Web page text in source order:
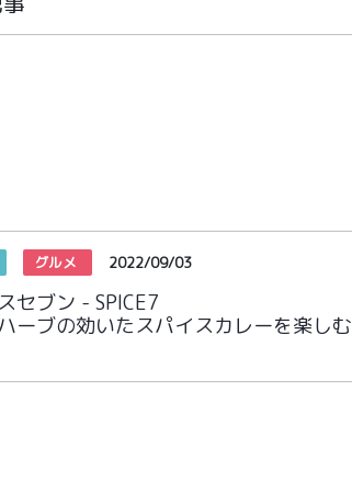
グルメ 2022/09/03
セブン - SPICE7
ーブの効いたスパイスカレーを楽しむ